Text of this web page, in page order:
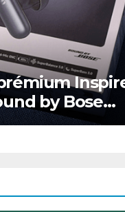
VIRO Plus USB